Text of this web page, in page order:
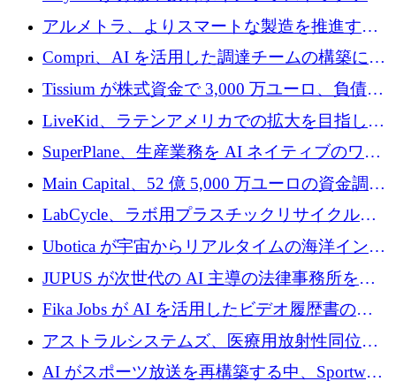
プラットフォームを拡張するために 242 万ユ
ーロを調達
アルメトラ、よりスマートな製造を推進する
ためにシリーズ A で 1,630 万ユーロを確保
Compri、AI を活用した調達チームの構築に
320 万ユーロを確保
Tissium が株式資金で 3,000 万ユーロ、負債で
3,000 万ユーロを調達
LiveKid、ラテンアメリカでの拡大を目指して
Aldea を買収
SuperPlane、生産業務を AI ネイティブのワー
クフロー層に変えるために 260 万ドルを確保
Main Capital、52 億 5,000 万ユーロの資金調達
でエンタープライズ ソフトウェアの開発を倍
LabCycle、ラボ用プラスチックリサイクルシ
ステムを商業化し、焼却廃棄物を削減するた
めに43万ポンドを確保
Ubotica が宇宙からリアルタイムの海洋インテ
リジェンスを拡張するために 1,100 万ドルを
JUPUS が次世代の AI 主導の法律事務所を強
化するために 1,300 万ユーロを調達
Fika Jobs が AI を活用したビデオ履歴書のた
めに 400 万ドルを調達
アストラルシステムズ、医療用放射性同位元
素の世界的な不足に対処するために2,300万ポ
AI がスポーツ放送を再構築する中、Sportway